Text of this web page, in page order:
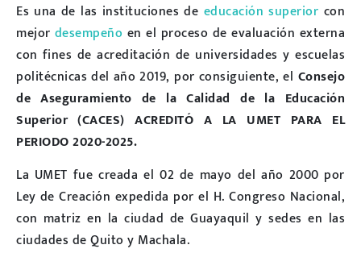
Es una de las instituciones de educación superior con
mejor desempeño en el proceso de evaluación externa
con fines de acreditación de universidades y escuelas
politécnicas del año 2019, por consiguiente, el Consejo
de Aseguramiento de la Calidad de la Educación
Superior (CACES) ACREDITÓ A LA UMET PARA EL
PERIODO 2020-2025.
La UMET fue creada el 02 de mayo del año 2000 por
Ley de Creación expedida por el H. Congreso Nacional,
con matriz en la ciudad de Guayaquil y sedes en las
ciudades de Quito y Machala.